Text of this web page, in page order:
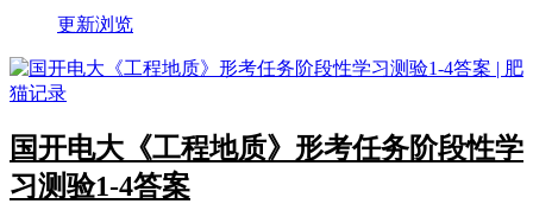
更新浏览
国开电大《工程地质》形考任务阶段性学
习测验1-4答案